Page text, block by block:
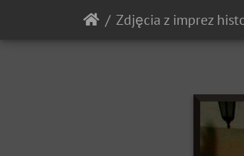
Zdjęcia z imprez